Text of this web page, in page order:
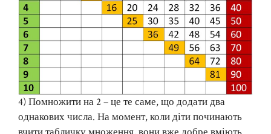
4) Помножити на 2 – це те саме, що додати два
однакових числа. На момент, коли діти починають